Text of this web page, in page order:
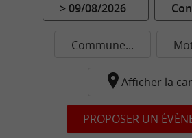
> 09/08/2026
Commune...
Afficher la
PROPOSER UN